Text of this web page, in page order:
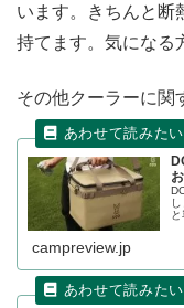
います。きちんと断
持てます。気になる
その他クーラーに関
campreview.jp